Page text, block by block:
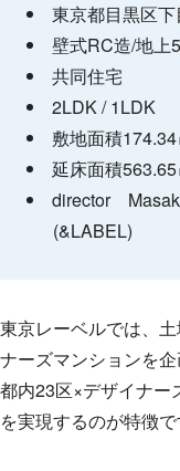
Recruit
Contact
東京都目黒区下
壁式RC造/地上
共同住宅
2LDK / 1LDK
敷地面積174.34
延床面積563.65
director
(&LABEL)
東京レーベルでは、
ナーズマンションを企
都内23区×デザイナー
を実現するのが特徴で